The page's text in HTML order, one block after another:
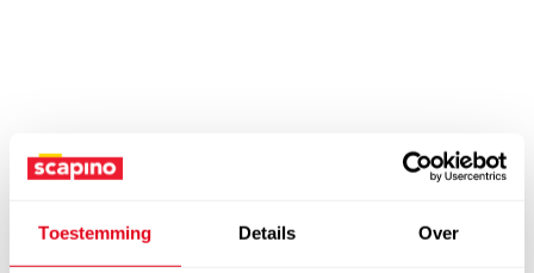
Toestemming Details Over